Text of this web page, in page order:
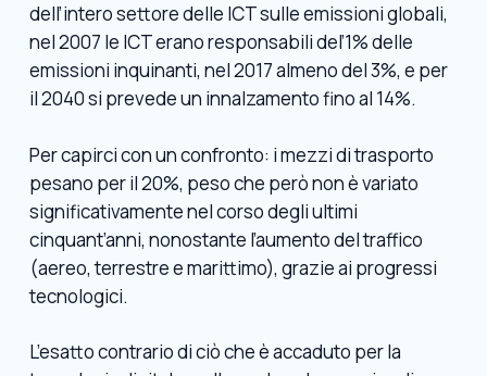
dell’intero settore delle ICT sulle emissioni globali,
nel 2007 le ICT erano responsabili del’1% delle
emissioni inquinanti, nel 2017 almeno del 3%, e per
il 2040 si prevede un innalzamento fino al 14%.
Per capirci con un confronto: i mezzi di trasporto
pesano per il 20%, peso che però non è variato
significativamente nel corso degli ultimi
cinquant’anni, nonostante l’aumento del traffico
(aereo, terrestre e marittimo), grazie ai progressi
tecnologici.
L’esatto contrario di ciò che è accaduto per la